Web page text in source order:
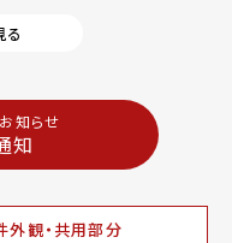
る
知らせ
知
外観・共用部分